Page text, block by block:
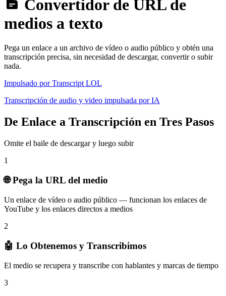
Convertidor de URL de
medios a texto
Pega un enlace a un archivo de vídeo o audio público y obtén una
transcripción precisa, sin necesidad de descargar, convertir o subir
nada.
Impulsado por Transcript LOL
Transcripción de audio y video impulsada por IA
De Enlace a Transcripción en Tres Pasos
Omite el baile de descargar y luego subir
1
🌐 Pega la URL del medio
Un enlace de vídeo o audio público — funcionan los enlaces de
YouTube y los enlaces directos a medios
2
🤖 Lo Obtenemos y Transcribimos
El medio se recupera y transcribe con hablantes y marcas de tiempo
3